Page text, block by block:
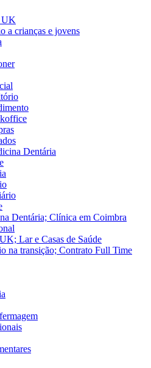
UK
a crianças e jovens
Dentária
Dentária; Clínica em Coimbra
Lar e Casas de Saúde
na transição; Contrato Full Time